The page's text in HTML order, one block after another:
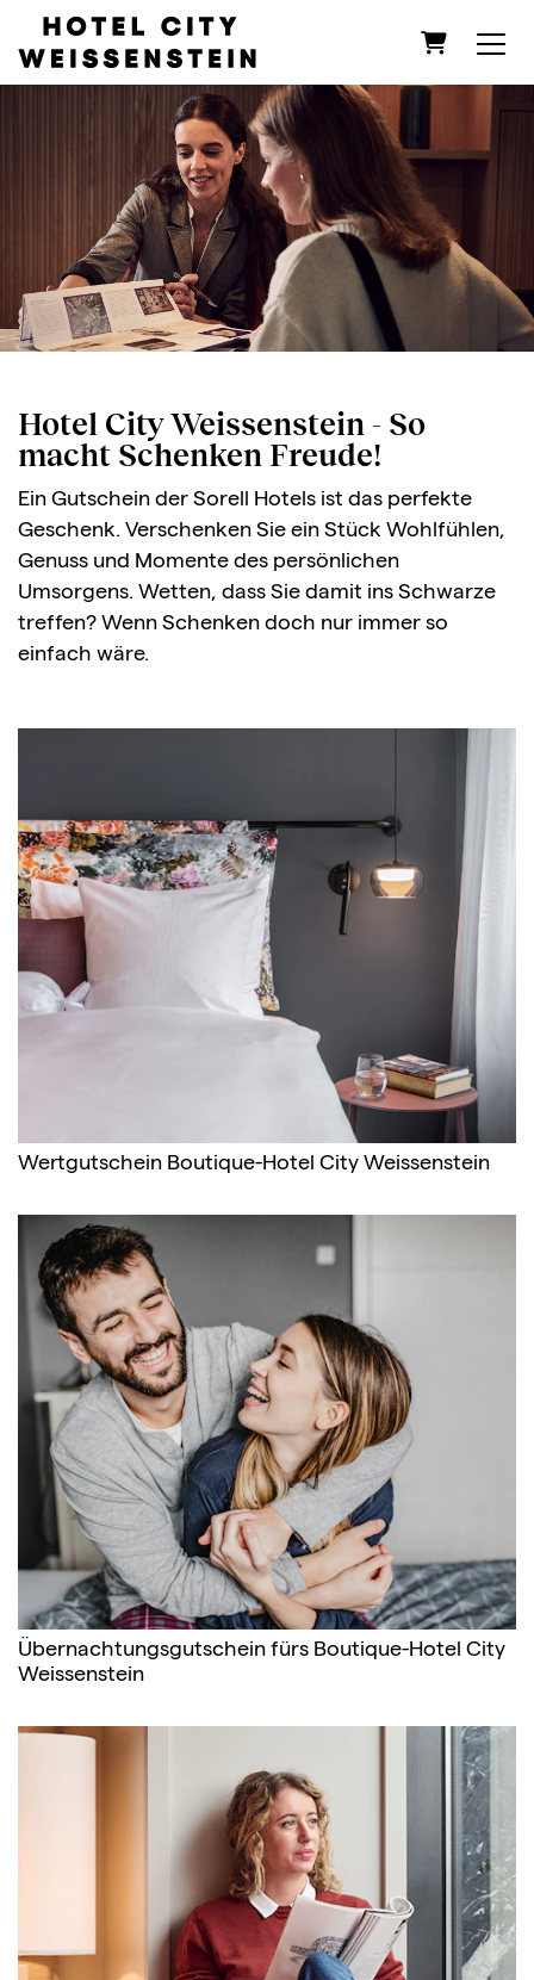
Warenkorb
Hotel City Weissenstein - So
macht Schenken Freude!
Ein Gutschein der Sorell Hotels ist das perfekte
Geschenk. Verschenken Sie ein Stück Wohlfühlen,
Genuss und Momente des persönlichen
Umsorgens. Wetten, dass Sie damit ins Schwarze
treffen? Wenn Schenken doch nur immer so
einfach wäre.
Wertgutschein Boutique-Hotel City Weissenstein
Übernachtungsgutschein fürs Boutique-Hotel City
Weissenstein